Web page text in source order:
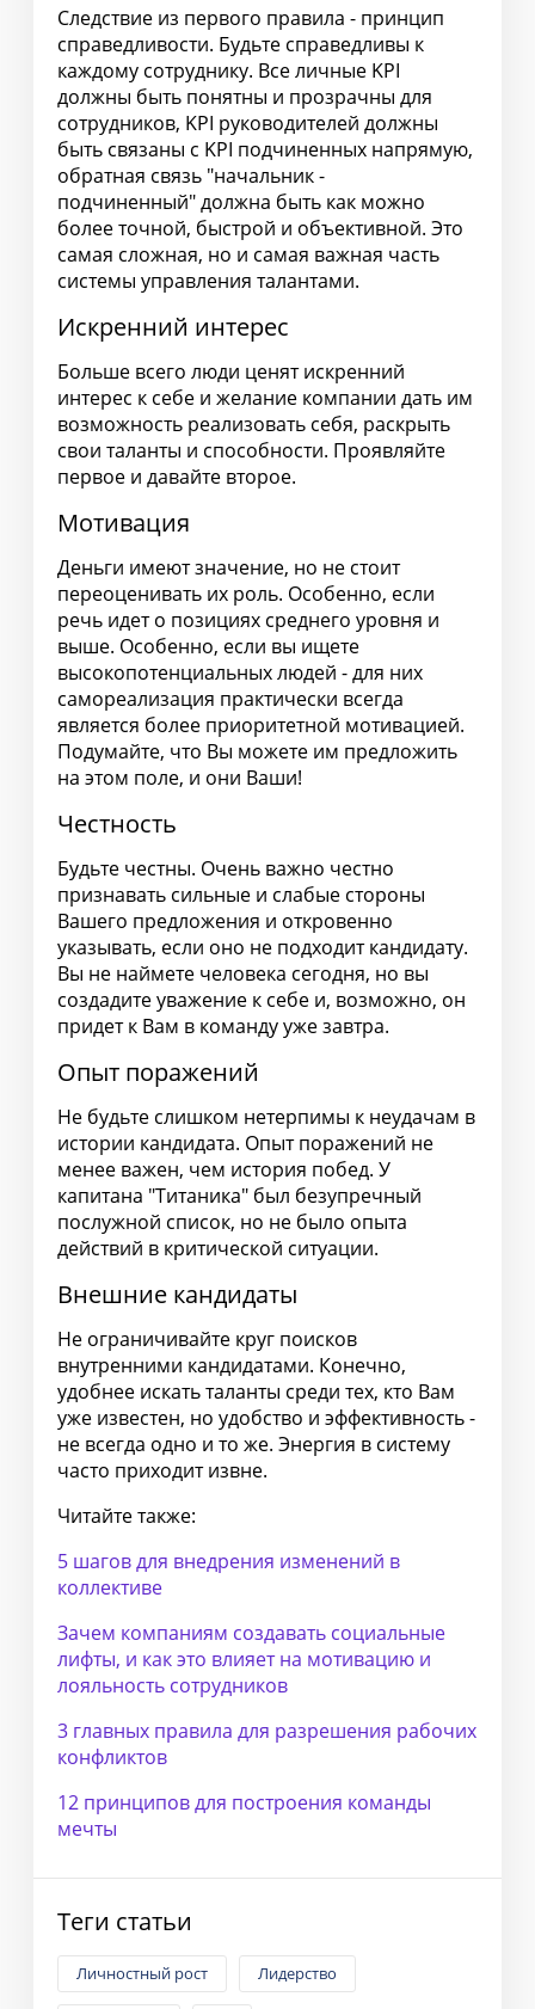
Следствие из первого правила - принцип
справедливости. Будьте справедливы к
каждому сотруднику. Все личные KPI
должны быть понятны и прозрачны для
сотрудников, KPI руководителей должны
быть связаны с KPI подчиненных напрямую,
обратная связь "начальник -
подчиненный" должна быть как можно
более точной, быстрой и объективной. Это
самая сложная, но и самая важная часть
системы управления талантами.
Искренний интерес
Больше всего люди ценят искренний
интерес к себе и желание компании дать им
возможность реализовать себя, раскрыть
свои таланты и способности. Проявляйте
первое и давайте второе.
Мотивация
Деньги имеют значение, но не стоит
переоценивать их роль. Особенно, если
речь идет о позициях среднего уровня и
выше. Особенно, если вы ищете
высокопотенциальных людей - для них
самореализация практически всегда
является более приоритетной мотивацией.
Подумайте, что Вы можете им предложить
на этом поле, и они Ваши!
Честность
Будьте честны. Очень важно честно
признавать сильные и слабые стороны
Вашего предложения и откровенно
указывать, если оно не подходит кандидату.
Вы не наймете человека сегодня, но вы
создадите уважение к себе и, возможно, он
придет к Вам в команду уже завтра.
Опыт поражений
Не будьте слишком нетерпимы к неудачам в
истории кандидата. Опыт поражений не
менее важен, чем история побед. У
капитана "Титаника" был безупречный
послужной список, но не было опыта
действий в критической ситуации.
Внешние кандидаты
Не ограничивайте круг поисков
внутренними кандидатами. Конечно,
удобнее искать таланты среди тех, кто Вам
уже известен, но удобство и эффективность -
не всегда одно и то же. Энергия в систему
часто приходит извне.
Читайте также:
5 шагов для внедрения изменений в
коллективе
Зачем компаниям создавать социальные
лифты, и как это влияет на мотивацию и
лояльность сотрудников
3 главных правила для разрешения рабочих
конфликтов
12 принципов для построения команды
мечты
Теги статьи
Личностный рост Лидерство